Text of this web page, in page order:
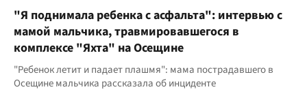
"Я поднимала ребенка с асфальта": интервью с
мамой мальчика, травмировавшегося в
комплексе "Яхта" на Осещине
"Ребенок летит и падает плашмя": мама пострадавшего в
Осещине мальчика рассказала об инциденте